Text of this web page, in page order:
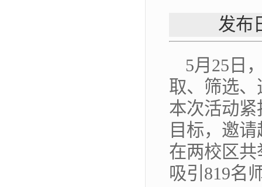
发
5月25日
取、筛选
本次活动
目标，邀
在两校区
吸引819名